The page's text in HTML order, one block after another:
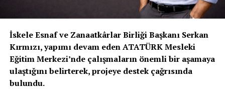
İskele Esnaf ve Zanaatkârlar Birliği Başkanı Serkan
Kırmızı, yapımı devam eden ATATÜRK Mesleki
Eğitim Merkezi’nde çalışmaların önemli bir aşamaya
ulaştığını belirterek, projeye destek çağrısında
bulundu.